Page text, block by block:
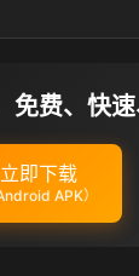
免费、快
立即下载
APK）